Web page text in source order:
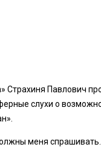
Страхиня Павлович
слухи о
меня спрашивать.